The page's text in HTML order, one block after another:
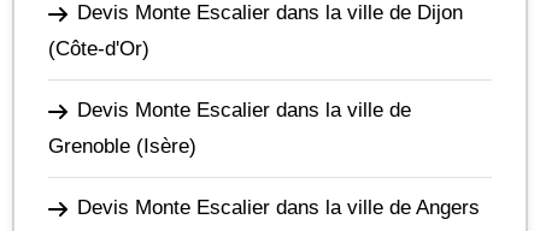
Devis Monte Escalier dans la ville de Dijon
(Côte-d'Or)
Devis Monte Escalier dans la ville de
Grenoble (Isère)
Devis Monte Escalier dans la ville de Angers